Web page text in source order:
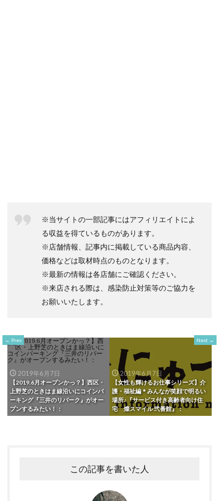
※当サイトの一部記事にはアフィリエイトによ
る収益を得ているものがあります。
※店舗情報、記事内に掲載している商品内容、
価格などは取材時点のものとなります。
※最新の情報は各店舗にご確認ください。
※来店される際は、感染防止対策等のご協力を
お願いいたします。
Prev
2019年6月7日
【2019.6月オープンかっ？】西区・
上野芝のときはま線沿いにコインパ
ーキング『三井のリパーク』がオー
プンするみたい！：
Next
2019年6月7日
【女性も輝けるお仕事シリーズ】介
護・福祉編＊みんなが笑顔で明るい
場所♪『サービス付き高齢者向け住
宅 燦スマイル 弐番館』：
この記事を書いた人